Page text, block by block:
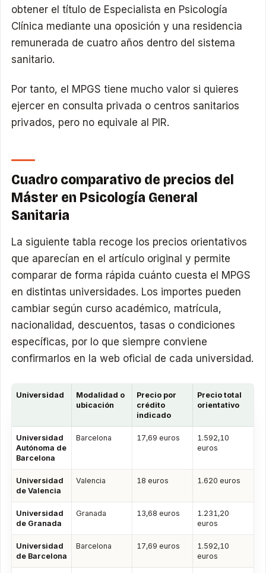
obtener el título de Especialista en Psicología
Clínica mediante una oposición y una residencia
remunerada de cuatro años dentro del sistema
sanitario.
Por tanto, el MPGS tiene mucho valor si quieres
ejercer en consulta privada o centros sanitarios
privados, pero no equivale al PIR.
Cuadro comparativo de precios del
Máster en Psicología General
Sanitaria
La siguiente tabla recoge los precios orientativos
que aparecían en el artículo original y permite
comparar de forma rápida cuánto cuesta el MPGS
en distintas universidades. Los importes pueden
cambiar según curso académico, matrícula,
nacionalidad, descuentos, tasas o condiciones
específicas, por lo que siempre conviene
confirmarlos en la web oficial de cada universidad.
Universidad
Modalidad o
ubicación
Precio por
crédito
indicado
Precio total
orientativo
Universidad
Autónoma de
Barcelona
Barcelona 17,69 euros
1.592,10
euros
Universidad
de Valencia
Valencia 18 euros 1.620 euros
Universidad
de Granada
Granada 13,68 euros
1.231,20
euros
Universidad
de Barcelona
Barcelona 17,69 euros
1.592,10
euros